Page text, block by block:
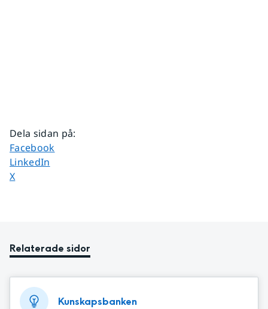
Dela sidan på:
Dela sidan på
Facebook
Dela sidan på
LinkedIn
Dela sidan på
X
Relaterade sidor
Kunskapsbanken